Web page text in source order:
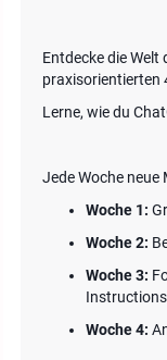
Entdecke die
praxisorientierten
Lerne, wie du
Jede Woche neue
Woche 1:
Woche 2:
Woche 3:
Instructions
Woche 4: